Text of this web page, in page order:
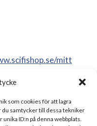
som cookies för att lagra
samtycker till dessa tekniker
ID:n på denna webbplats.
mitt